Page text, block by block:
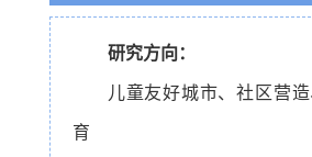
研究方向：
儿童友好城市、社区营
育